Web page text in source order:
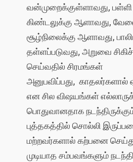
வன்முறைக்குள்ளாவது, பள்ளி
கிண்டலுக்கு ஆளாவது,
சூழ்நிலைக்கு ஆளாவது,
தள்ளப்படுவது, அறுவை
செய்வதில் சிரமங்கள்
அனுபவிப்பது, காதலர்களால்
என சில விஷயங்கள்
பொதுவானதாக
புத்தகத்தில் சொல்லி
மற்றவர்களால் கற்பனை
முடியாத சம்பவங்களும்